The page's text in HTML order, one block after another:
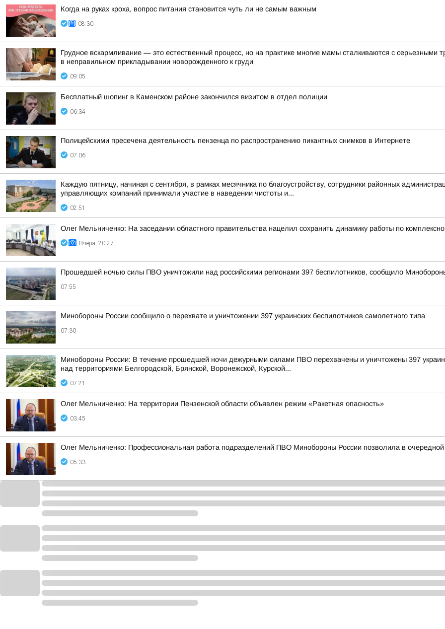
Когда на руках кроха, вопрос питания становится чуть ли не самым важным
08:30
Грудное вскармливание — это естественный процесс, но на практике многие мамы сталкиваются с серьезными
в неправильном прикладывании новорожденного к груди
09:05
Бесплатный шопинг в Каменском районе закончился визитом в отдел полиции
06:34
Полицейскими пресечена деятельность пензенца по распространению пикантных снимков в Интернете
07:06
Каждую пятницу, начиная с сентября, в рамках месячника по благоустройству, сотрудники районных
управляющих компаний принимали участие в наведении чистоты и...
02:51
Олег Мельниченко: На заседании областного правительства нацелил сохранить динамику работы по
Вчера, 20:27
Прошедшей ночью силы ПВО уничтожили над российскими регионами 397 беспилотников, сообщило
07:55
Минобороны России сообщило о перехвате и уничтожении 397 украинских беспилотников самолетного типа
07:30
Минобороны России: В течение прошедшей ночи дежурными силами ПВО перехвачены и уничтожены 397
над территориями Белгородской, Брянской, Воронежской, Курской...
07:21
Олег Мельниченко: На территории Пензенской области объявлен режим «Ракетная опасность»
03:45
Олег Мельниченко: Профессиональная работа подразделений ПВО Минобороны России позволила в очередной
05:33